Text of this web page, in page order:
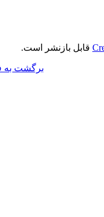
قابل بازنشر است.
برگشت به